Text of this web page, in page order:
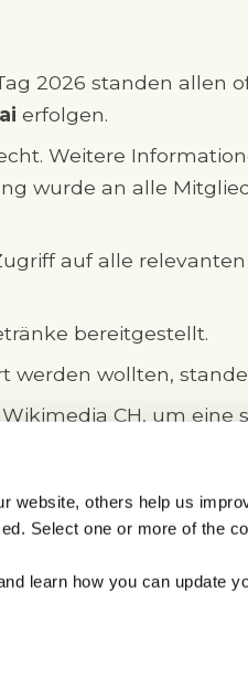
website, others help us
Select one or more of the
learn how you can update
2026 standen allen
erfolgen.
Weitere
wurde an alle
auf alle
bereitgestellt.
wollten,
CH, um